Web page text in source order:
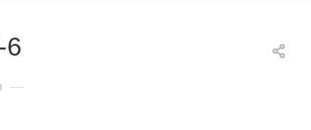
6
—